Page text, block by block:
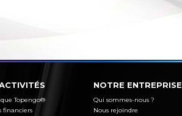
Topengo®
financiers
NOTRE ENTREPRISE
Qui sommes-nous ?
Nous rejoindre